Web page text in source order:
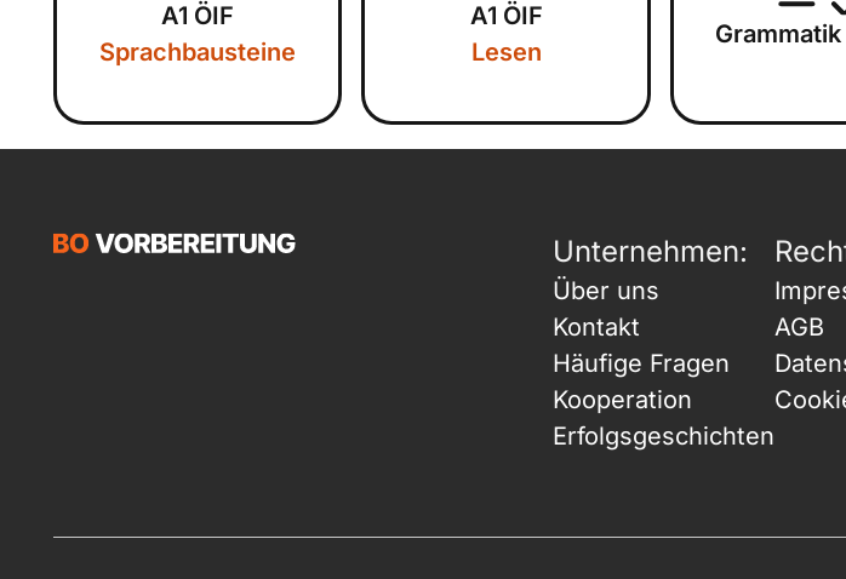
A1 ÖIF
Sprachbausteine
A1 ÖIF
Lesen
Grammatik
Unternehmen:
Über uns
Kontakt
Häufige Fragen
Kooperation
Erfolgsgeschichten
AGB